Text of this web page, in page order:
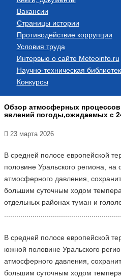
Вакансии
Страницы истории
Противодействие коррупции
Условия труда
Интервью о сайте Meteoinfo.ru
Научно-техническая
Конкурсы
Обзор атмосферных
явлений погоды,ожидаемых с
23 марта 2026
В средней полосе европейской
половине Уральского региона,
атмосферного давления,
большим суточным ходом
отдельных районах туман и
В средней полосе европейской
южной половине Уральского
атмосферного давления,
большим суточным ходом